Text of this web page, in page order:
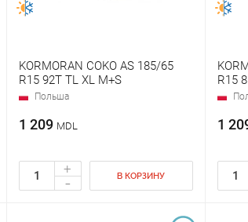
KORMORAN COKO AS 185/65
R15 92T TL XL M+S
Польша
1 209 MDL
+
- В КОРЗИНУ
R15
1